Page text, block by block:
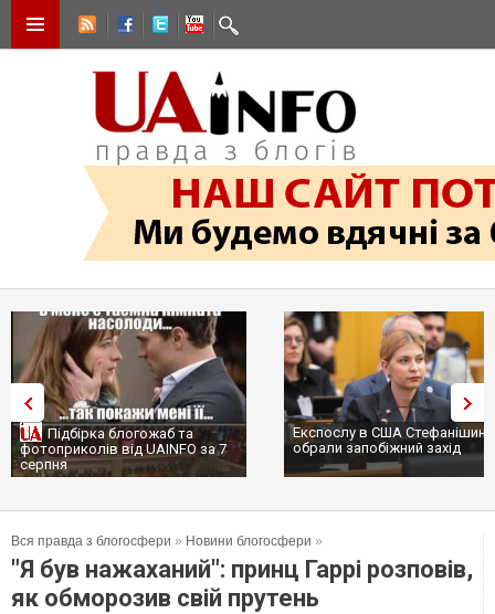
Підбірка блогожаб та
фотоприколів від UAINFO за 7
серпня
Експослу в США
обрали запобіжний захід
Вся правда з блогосфери » Новини блогосфери »
"Я був нажаханий": принц Гаррі розповів,
як обморозив свій прутень